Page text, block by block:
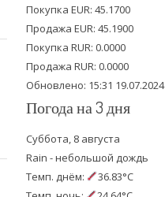
e
r
o
o
k
b
e
Покупка EUR: 45.1700
Продажа EUR: 45.1900
Покупка RUR: 0.0000
Продажа RUR: 0.0000
Обновлено: 15:31 19.07.2024
Погода на 3 дня
Суббота, 8 августа
Rain - небольшой дождь
Темп. днём:
36.83°C